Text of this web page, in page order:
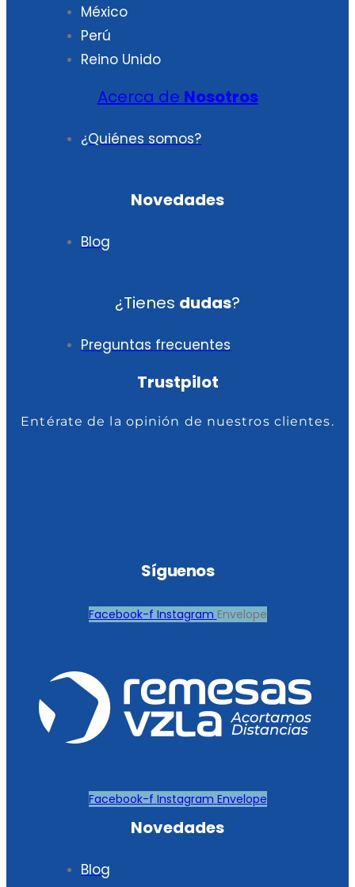
México
Perú
Reino Unido
Acerca de Nosotros
¿Quiénes somos?
Novedades
Blog
¿Tienes dudas?
Preguntas frecuentes
Trustpilot
Entérate de la opinión de nuestros clientes.
Síguenos
Facebook-f Instagram Envelope
Facebook-f Instagram Envelope
Novedades
Blog